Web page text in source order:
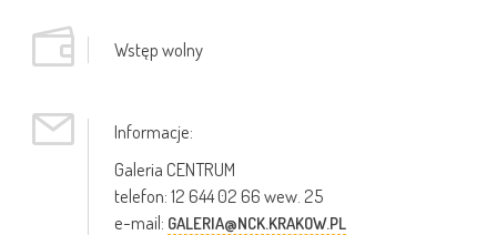
Wstęp wolny
Informacje:
Galeria CENTRUM
telefon: 12 644 02 66 wew. 25
e-mail: GALERIA@NCK.KRAKOW.PL